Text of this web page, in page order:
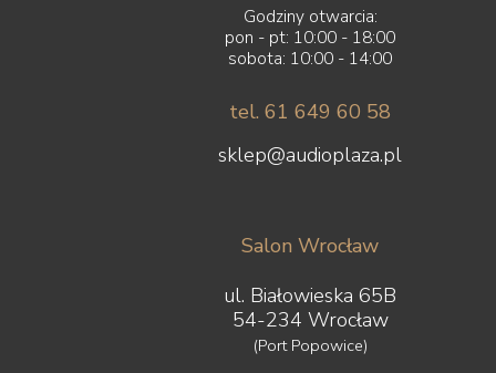
Godziny otwarcia:
pon - pt: 10:00 - 18:00
sobota: 10:00 - 14:00
tel. 61 649 60 58
sklep@audioplaza.pl
Salon Wrocław
ul. Białowieska 65B
54-234 Wrocław
(Port Popowice)